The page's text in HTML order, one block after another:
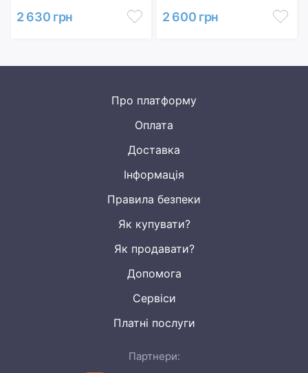
2 630 грн 2 600 грн
Про платформу
Оплата
Доставка
Інформація
Правила безпеки
Як купувати?
Як продавати?
Допомога
Сервіси
Платні послуги
Партнери: